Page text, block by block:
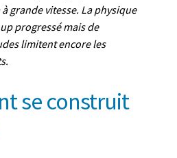
grande vitesse. La physique
progressé mais de
limitent encore les
se construit